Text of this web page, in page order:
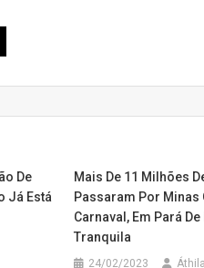
De
Já Está
Mais De 11 Milhões
Passaram Por Minas
Carnaval, Em Pará
Tranquila
24/02/2023 Áthila